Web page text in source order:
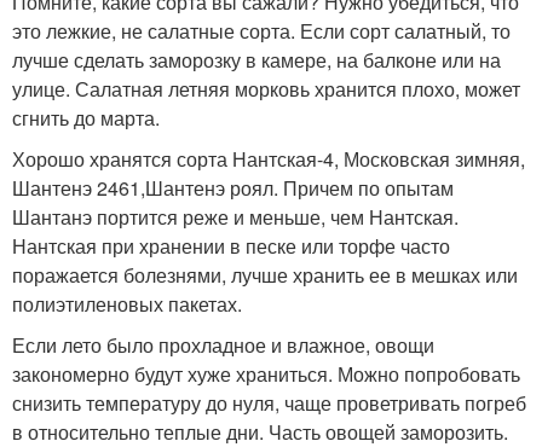
это лежкие, не салатные сорта. Если сорт салатный, то
лучше сделать заморозку в камере, на балконе или на
улице. Салатная летняя морковь хранится плохо, может
сгнить до марта.
Хорошо хранятся сорта Нантская-4, Московская зимняя,
Шантенэ 2461,Шантенэ роял. Причем по опытам
Шантанэ портится реже и меньше, чем Нантская.
Нантская при хранении в песке или торфе часто
поражается болезнями, лучше хранить ее в мешках или
полиэтиленовых пакетах.
Если лето было прохладное и влажное, овощи
закономерно будут хуже храниться. Можно попробовать
снизить температуру до нуля, чаще проветривать погреб
в относительно теплые дни. Часть овощей заморозить.